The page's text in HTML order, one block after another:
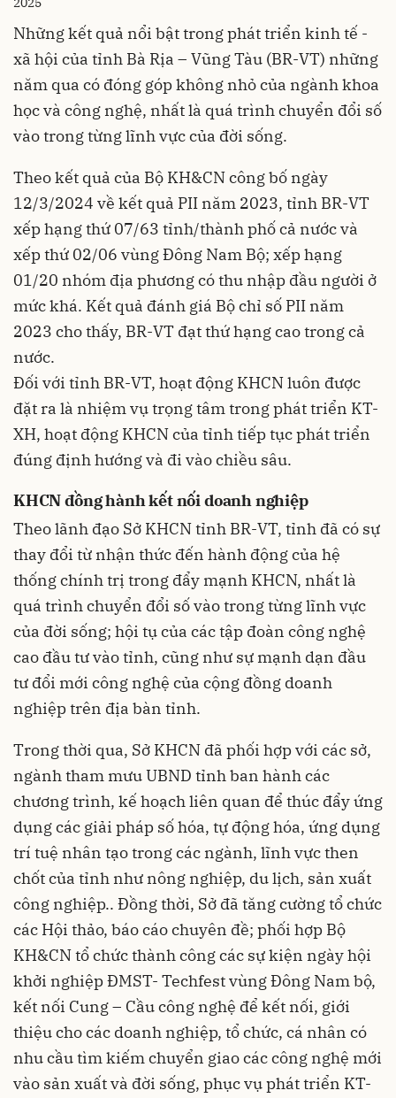
Những kết quả nổi bật trong phát triển kinh tế -
xã hội của tỉnh Bà Rịa – Vũng Tàu (BR-VT) những
năm qua có đóng góp không nhỏ của ngành khoa
học và công nghệ, nhất là quá trình chuyển đổi số
vào trong từng lĩnh vực của đời sống.
Theo kết quả của Bộ KH&CN công bố ngày
12/3/2024 về kết quả PII năm 2023, tỉnh BR-VT
xếp hạng thứ 07/63 tỉnh/thành phố cả nước và
xếp thứ 02/06 vùng Đông Nam Bộ; xếp hạng
01/20 nhóm địa phương có thu nhập đầu người ở
mức khá. Kết quả đánh giá Bộ chỉ số PII năm
2023 cho thấy, BR-VT đạt thứ hạng cao trong cả
nước.
Đối với tỉnh BR-VT, hoạt động KHCN luôn được
đặt ra là nhiệm vụ trọng tâm trong phát triển KT-
XH, hoạt động KHCN của tỉnh tiếp tục phát triển
đúng định hướng và đi vào chiều sâu.
KHCN đồng hành kết nối doanh nghiệp
Theo lãnh đạo Sở KHCN tỉnh BR-VT, tỉnh đã có sự
thay đổi từ nhận thức đến hành động của hệ
thống chính trị trong đẩy mạnh KHCN, nhất là
quá trình chuyển đổi số vào trong từng lĩnh vực
của đời sống; hội tụ của các tập đoàn công nghệ
cao đầu tư vào tỉnh, cũng như sự mạnh dạn đầu
tư đổi mới công nghệ của cộng đồng doanh
nghiệp trên địa bàn tỉnh.
Trong thời qua, Sở KHCN đã phối hợp với các sở,
ngành tham mưu UBND tỉnh ban hành các
chương trình, kế hoạch liên quan để thúc đẩy ứng
dụng các giải pháp số hóa, tự động hóa, ứng dụng
trí tuệ nhân tạo trong các ngành, lĩnh vực then
chốt của tỉnh như nông nghiệp, du lịch, sản xuất
công nghiệp.. Đồng thời, Sở đã tăng cường tổ chức
các Hội thảo, báo cáo chuyên đề; phối hợp Bộ
KH&CN tổ chức thành công các sự kiện ngày hội
khởi nghiệp ĐMST- Techfest vùng Đông Nam bộ,
kết nối Cung – Cầu công nghệ để kết nối, giới
thiệu cho các doanh nghiệp, tổ chức, cá nhân có
nhu cầu tìm kiếm chuyển giao các công nghệ mới
vào sản xuất và đời sống, phục vụ phát triển KT-